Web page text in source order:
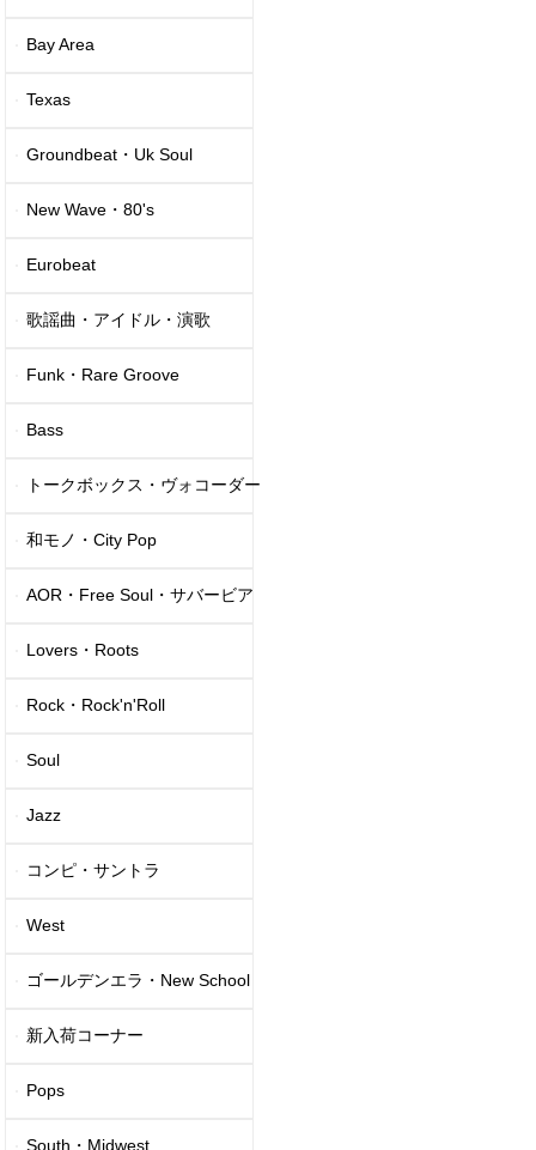
Bay Area
Texas
Groundbeat・Uk Soul
New Wave・80's
Eurobeat
歌謡曲・アイドル・演歌
Funk・Rare Groove
Bass
トークボックス・ヴォコーダー
和モノ・City Pop
AOR・Free Soul・サバービア
Lovers・Roots
Rock・Rock'n'Roll
Soul
Jazz
コンピ・サントラ
West
ゴールデンエラ・New School
新入荷コーナー
Pops
South・Midwest